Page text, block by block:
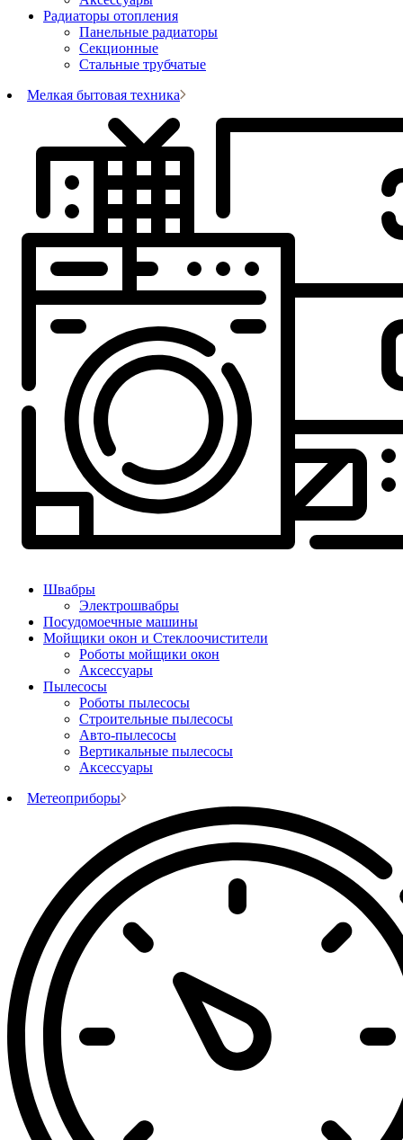
Радиаторы отопления
Панельные радиаторы
Секционные
Стальные трубчатые
Мелкая бытовая техника
Швабры
Электрошвабры
Посудомоечные машины
Мойщики окон и Стеклоочистители
Роботы мойщики окон
Аксессуары
Пылесосы
Роботы пылесосы
Строительные пылесосы
Авто-пылесосы
Вертикальные пылесосы
Аксессуары
Метеоприборы